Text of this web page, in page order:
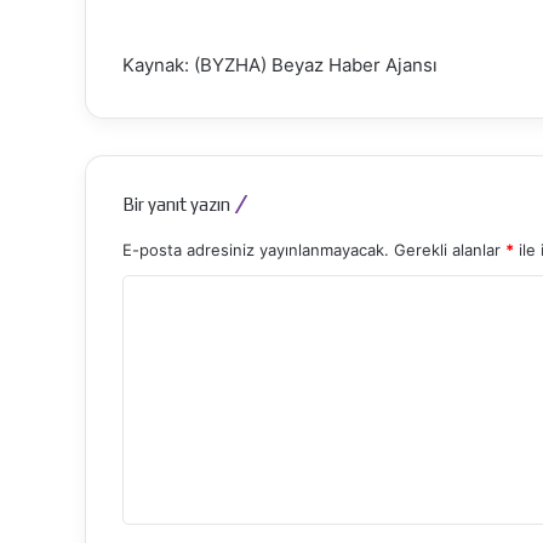
Kaynak: (BYZHA) Beyaz Haber Ajansı
Bir yanıt yazın
E-posta adresiniz yayınlanmayacak. Gerekli alanlar *ile